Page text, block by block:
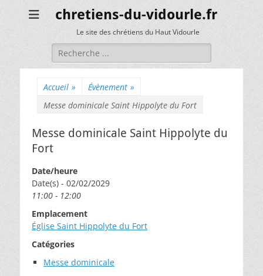
chretiens-du-vidourle.fr
Le site des chrétiens du Haut Vidourle
Rechercher :
Accueil » Évènement »
Messe dominicale Saint Hippolyte du Fort
Messe dominicale Saint Hippolyte du
Fort
Date/heure
Date(s) - 02/02/2029
11:00 - 12:00
Emplacement
Église Saint Hippolyte du Fort
Catégories
Messe dominicale